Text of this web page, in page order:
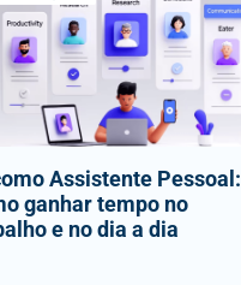
Assistente Pessoal:
ganhar tempo no
e no dia a dia